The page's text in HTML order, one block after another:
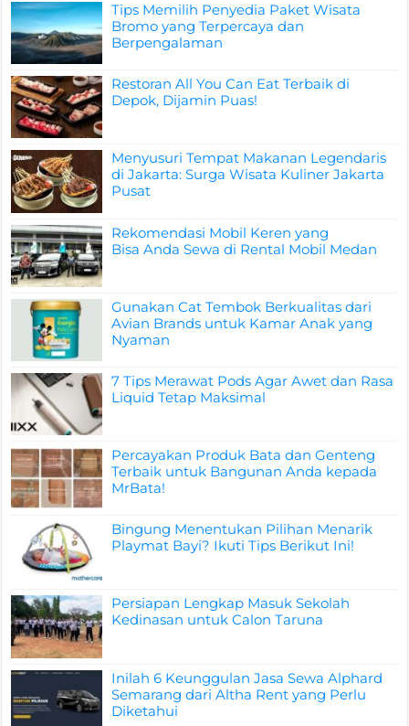
Tips Memilih Penyedia Paket Wisata
Bromo yang Terpercaya dan
Berpengalaman
Restoran All You Can Eat Terbaik di
Depok, Dijamin Puas!
Menyusuri Tempat Makanan Legendaris
di Jakarta: Surga Wisata Kuliner Jakarta
Pusat
Rekomendasi Mobil Keren yang
Bisa Anda Sewa di Rental Mobil Medan
Gunakan Cat Tembok Berkualitas dari
Avian Brands untuk Kamar Anak yang
Nyaman
7 Tips Merawat Pods Agar Awet dan Rasa
Liquid Tetap Maksimal
Percayakan Produk Bata dan Genteng
Terbaik untuk Bangunan Anda kepada
MrBata!
Bingung Menentukan Pilihan Menarik
Playmat Bayi? Ikuti Tips Berikut Ini!
Persiapan Lengkap Masuk Sekolah
Kedinasan untuk Calon Taruna
Inilah 6 Keunggulan Jasa Sewa Alphard
Semarang dari Altha Rent yang Perlu
Diketahui